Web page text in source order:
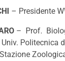
– Presidente
– Prof.
Politecnica